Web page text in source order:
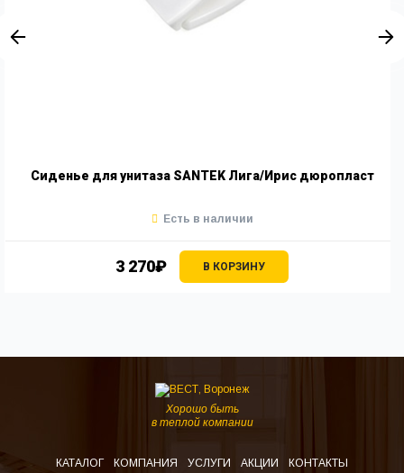
Сиденье для унитаза SANTEK Лига/Ирис дюропласт
3 270₽ В КОРЗИНУ
Есть в наличии
Хорошо быть
в теплой компании
КАТАЛОГ КОМПАНИЯ УСЛУГИ АКЦИИ КОНТАКТЫ